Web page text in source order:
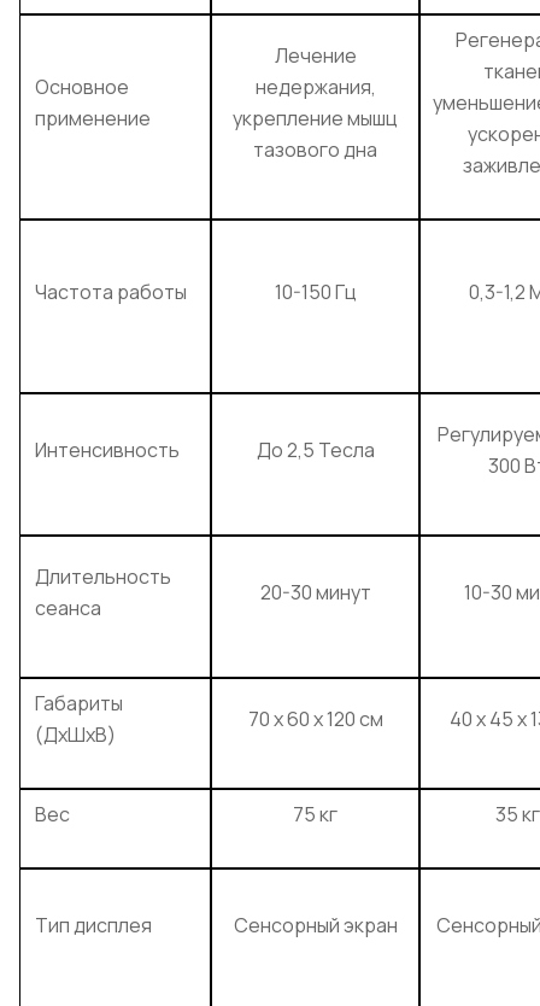
Основное
применение
Лечение
недержания,
укрепление мышц
тазового дна
Частота работы 10-150 Гц 0,3-1,2
Интенсивность До 2,5 Тесла
300
Длительность
сеанса
20-30 минут 10-30
Габариты
(ДхШхВ)
70 х 60 х 120 см 40 х 45 х
Вес 75 кг 35 кг
Тип дисплея Сенсорный экран